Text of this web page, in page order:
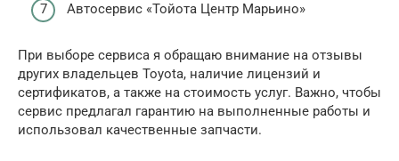
Автосервис «Тойота Центр Марьино»
При выборе сервиса я обращаю внимание на отзывы
других владельцев Toyota, наличие лицензий и
сертификатов, а также на стоимость услуг. Важно, чтобы
сервис предлагал гарантию на выполненные работы и
использовал качественные запчасти.